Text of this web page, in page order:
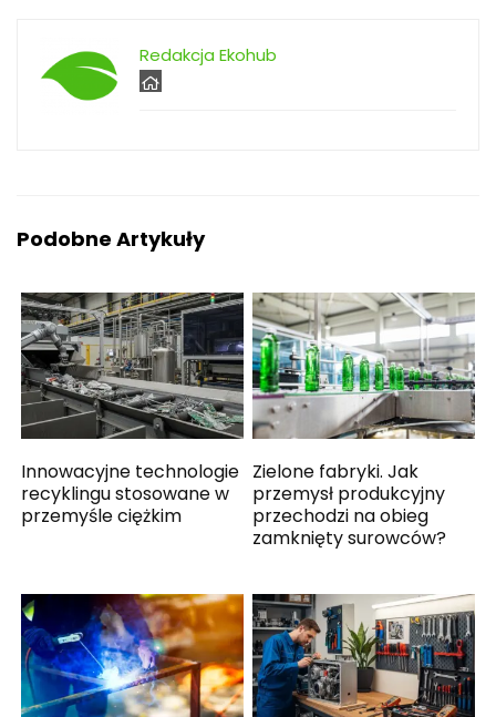
Redakcja Ekohub
Podobne Artykuły
Innowacyjne technologie
recyklingu stosowane w
przemyśle ciężkim
Zielone fabryki. Jak
przemysł produkcyjny
przechodzi na obieg
zamknięty surowców?